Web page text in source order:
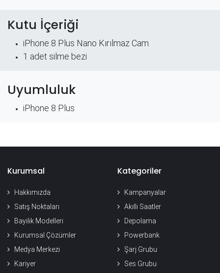
Kutu İçeriği
iPhone 8 Plus Nano Kırılmaz Cam
​1 adet silme bezi
Uyumluluk
iPhone 8 Plus
Kurumsal
Hakkımızda
Satış Noktaları
Bayilik Modelleri
Kurumsal Çözümler
Medya Merkezi
Kariyer
Kategoriler
Kampanyalar
Akıllı Saatler
Depolama
Powerbank
Şarj Grubu
Ses Grubu